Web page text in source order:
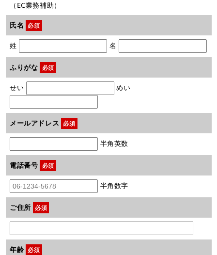
（EC業務補助）
氏名 必須
姓 名
ふりがな 必須
せい めい
メールアドレス 必須
半角英数
電話番号 必須
半角数字
ご住所 必須
年齢 必須